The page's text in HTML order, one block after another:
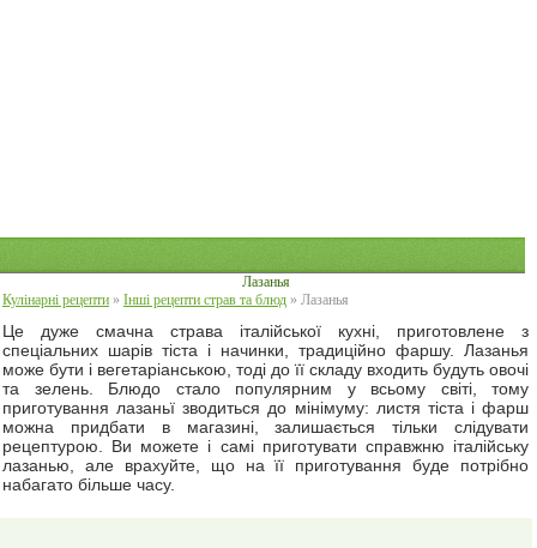
Лазанья
Кулінарні рецепти » Інші рецепти страв та блюд » Лазанья
Це дуже смачна страва італійської кухні, приготовлене з
спеціальних шарів тіста і начинки, традиційно фаршу. Лазанья
може бути і вегетаріанською, тоді до її складу входить будуть овочі
та зелень. Блюдо стало популярним у всьому світі, тому
приготування лазаньї зводиться до мінімуму: листя тіста і фарш
можна придбати в магазині, залишається тільки слідувати
рецептурою. Ви можете і самі приготувати справжню італійську
лазанью, але врахуйте, що на її приготування буде потрібно
набагато більше часу.